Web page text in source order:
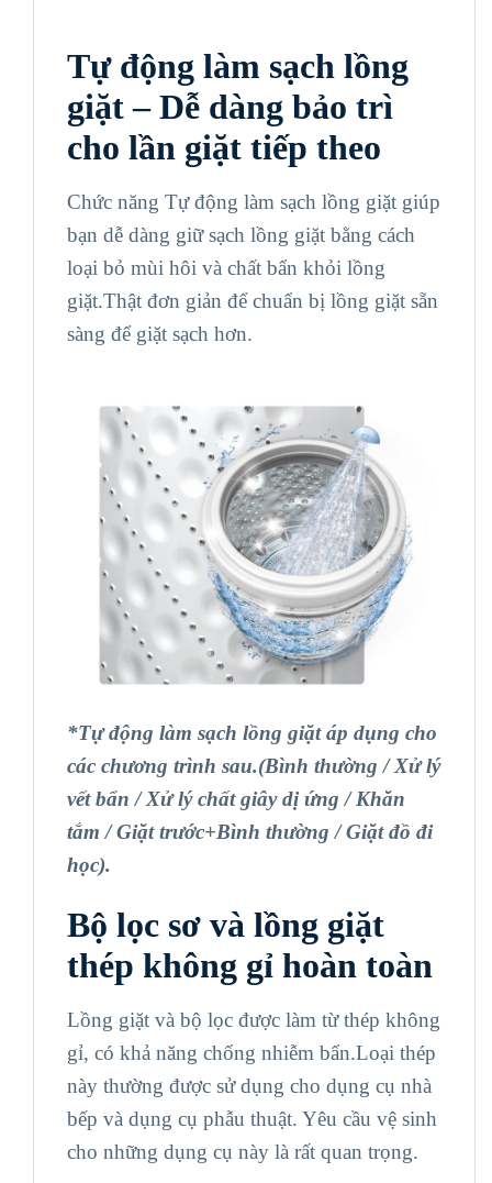
Tự động làm sạch lồng
giặt – Dễ dàng bảo trì
cho lần giặt tiếp theo
Chức năng Tự động làm sạch lồng giặt giúp
bạn dễ dàng giữ sạch lồng giặt bằng cách
loại bỏ mùi hôi và chất bẩn khỏi lồng
giặt.Thật đơn giản để chuẩn bị lồng giặt sẵn
sàng để giặt sạch hơn.
*Tự động làm sạch lồng giặt áp dụng cho
các chương trình sau.(Bình thường / Xử lý
vết bẩn / Xử lý chất giây dị ứng / Khăn
tắm / Giặt trước+Bình thường / Giặt đồ đi
học).
Bộ lọc sơ và lồng giặt
thép không gỉ hoàn toàn
Lồng giặt và bộ lọc được làm từ thép không
gỉ, có khả năng chống nhiễm bẩn.Loại thép
này thường được sử dụng cho dụng cụ nhà
bếp và dụng cụ phẫu thuật. Yêu cầu vệ sinh
cho những dụng cụ này là rất quan trọng.